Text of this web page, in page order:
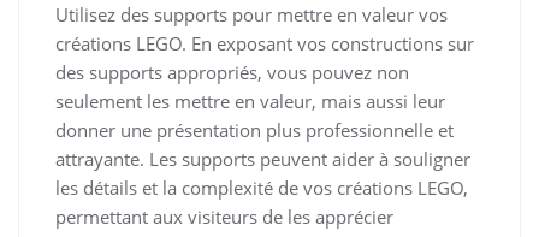
Utilisez des supports pour mettre en valeur vos
créations LEGO. En exposant vos constructions sur
des supports appropriés, vous pouvez non
seulement les mettre en valeur, mais aussi leur
donner une présentation plus professionnelle et
attrayante. Les supports peuvent aider à souligner
les détails et la complexité de vos créations LEGO,
permettant aux visiteurs de les apprécier